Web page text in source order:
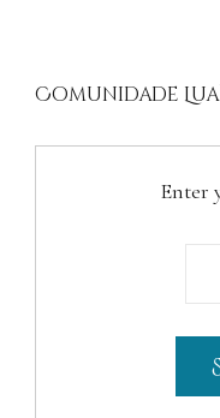
Comunidade
Enter